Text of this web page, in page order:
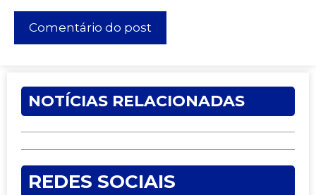
NOTÍCIAS RELACIONADAS
REDES SOCIAIS